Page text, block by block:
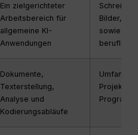
Ein zielgerichteter
Arbeitsbereich für
allgemeine KI-
Anwendungen
Bilder,
sowie
berufliche
Dokumente,
Texterstellung,
Analyse und
Kodierungsabläufe
Projekte,